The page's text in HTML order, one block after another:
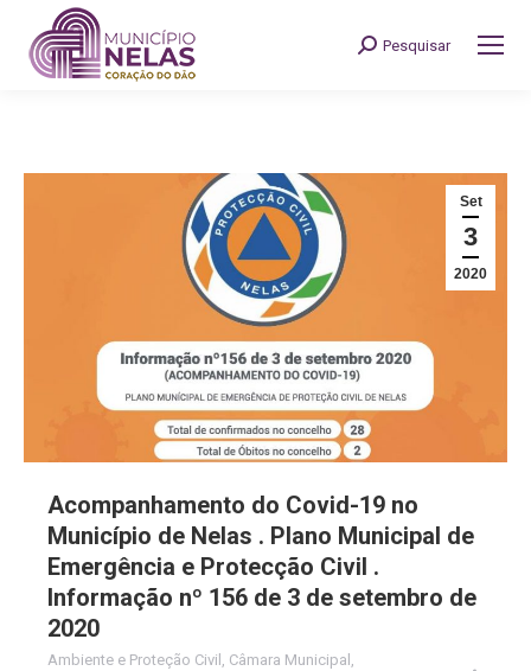
Search:
Pesquisar
Set
3
2020
Acompanhamento do Covid-19 no
Município de Nelas . Plano Municipal de
Emergência e Protecção Civil .
Informação nº 156 de 3 de setembro de
2020
Ambiente e Proteção Civil , Câmara Municipal ,